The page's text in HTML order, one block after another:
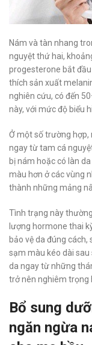
Nám và tàn nhang
nguyệt thứ hai,
progesterone bắt
thích sản xuất
nghiên cứu, có đến
này, với mức độ biểu
Ở một số trường hợp,
ngay từ tam cá
bị nám hoặc có làn
màu hơn ở các vùng
thành những mảng
Tình trạng này
lượng hormone thai
bảo vệ da đúng
sạm màu kéo dài sau
da ngay từ những
trở nên nghiêm trọng
Bổ sung
ngăn ngừa